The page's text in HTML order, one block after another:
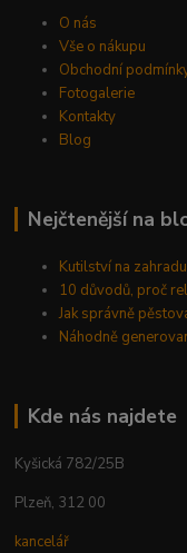
O nás
Vše o nákupu
Obchodní
Fotogalerie
Kontakty
Blog
Nejčtenější na
Kutilství na
10 důvodů, proč
Jak správně
Náhodně
Kde nás najdete
Kyšická 782/25B
Plzeň, 312 00
kancelář